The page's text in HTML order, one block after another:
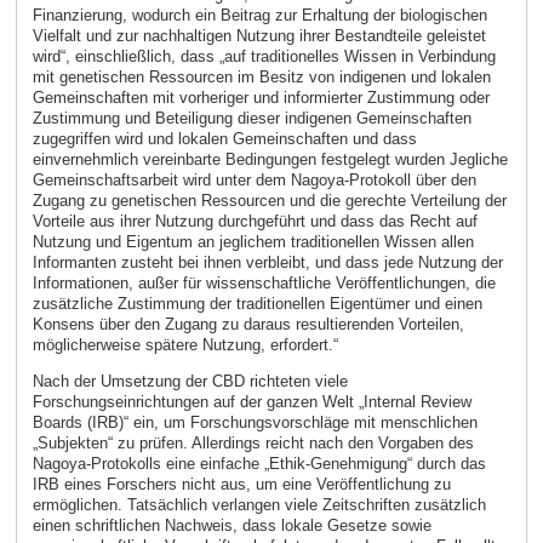
Finanzierung, wodurch ein Beitrag zur Erhaltung der biologischen
Vielfalt und zur nachhaltigen Nutzung ihrer Bestandteile geleistet
wird“, einschließlich, dass „auf traditionelles Wissen in Verbindung
mit genetischen Ressourcen im Besitz von indigenen und lokalen
Gemeinschaften mit vorheriger und informierter Zustimmung oder
Zustimmung und Beteiligung dieser indigenen Gemeinschaften
zugegriffen wird und lokalen Gemeinschaften und dass
einvernehmlich vereinbarte Bedingungen festgelegt wurden Jegliche
Gemeinschaftsarbeit wird unter dem Nagoya-Protokoll über den
Zugang zu genetischen Ressourcen und die gerechte Verteilung der
Vorteile aus ihrer Nutzung durchgeführt und dass das Recht auf
Nutzung und Eigentum an jeglichem traditionellen Wissen allen
Informanten zusteht bei ihnen verbleibt, und dass jede Nutzung der
Informationen, außer für wissenschaftliche Veröffentlichungen, die
zusätzliche Zustimmung der traditionellen Eigentümer und einen
Konsens über den Zugang zu daraus resultierenden Vorteilen,
möglicherweise spätere Nutzung, erfordert.“
Nach der Umsetzung der CBD richteten viele
Forschungseinrichtungen auf der ganzen Welt „Internal Review
Boards (IRB)“ ein, um Forschungsvorschläge mit menschlichen
„Subjekten“ zu prüfen. Allerdings reicht nach den Vorgaben des
Nagoya-Protokolls eine einfache „Ethik-Genehmigung“ durch das
IRB eines Forschers nicht aus, um eine Veröffentlichung zu
ermöglichen. Tatsächlich verlangen viele Zeitschriften zusätzlich
einen schriftlichen Nachweis, dass lokale Gesetze sowie